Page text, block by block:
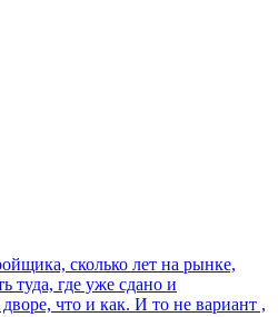
сколько лет на рынке,
туда, где уже сдано и
что и как. И то не вариант ,